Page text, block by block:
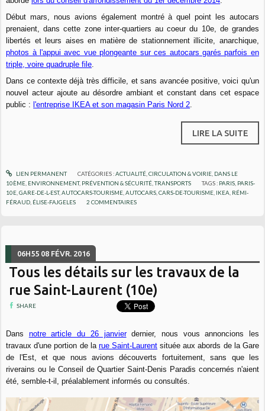
Début mars, nous avions également montré à quel point les autocars
prenaient, dans cette zone inter-quartiers au coeur du 10e, de grandes
libertés et leurs aises en matière de stationnement illicite, anarchique,
photos à l'appui avec vue plongeante sur ces autocars garés parfois en
triple, voire quadruple file.
Dans ce contexte déjà très difficile, et sans avancée positive, voici qu'un
nouvel acteur ajoute au désordre ambiant et constant dans cet espace
public : l'entreprise IKEA et son magasin Paris Nord 2.
LIRE LA SUITE
LIEN PERMANENT CATÉGORIES :ACTUALITÉ, CIRCULATION & VOIRIE, DANS LE
10ÈME ENVIRONNEMENT, PRÉVENTION & SÉCURITÉ ,TRANSPORTS TAGS : PARIS PARIS-
10E ,GARE-DE-L-EST,AUTOCARS-TOURISME ,AUTOCARS ,CARS-DE-TOURISME IKEA RÉMI-
FÉRAUD ÉLISE-FAJGELES 2 COMMENTAIRES
06H55 08 FÉVR. 2016
Tous les détails sur les travaux de la
rue Saint-Laurent (10e)
SHARE
Dans notre article du 26 janvierdernier, nous vous annoncions les
travaux d'une portion de la rue Saint-Laurent située aux abords de la Gare
de l'Est, et que nous avions découverts fortuitement, sans que les
riverains ou le Conseil de Quartier Saint-Denis Paradis concernés n'aient
été, semble-t-il, préalablement informés ou consultés.